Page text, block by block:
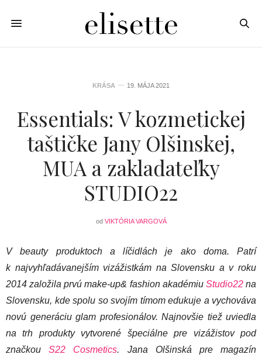
KRÁSA 19. MÁJA 2021
Essentials: V kozmetickej
taštičke Jany Olšinskej,
MUA a zakladateľky
STUDIO22
od VIKTÓRIA VARGOVÁ
V beauty produktoch a líčidlách je ako doma. Patrí
k najvyhľadávanejším vizážistkám na Slovensku a v roku
2014 založila prvú make-up& fashion akadémiu Studio22na
Slovensku, kde spolu so svojím tímom edukuje a vychováva
novú generáciu glam profesionálov. Najnovšie tiež uviedla
na trh produkty vytvorené špeciálne pre vizážistov pod
značkouS22 Cosmetics. Jana Olšinská pre magazín